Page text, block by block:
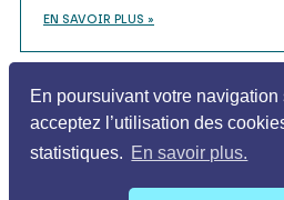
En poursuivant votre navigation
acceptez l’utilisation des
statistiques. En savoir plus.
EN SAVOIR PLUS »